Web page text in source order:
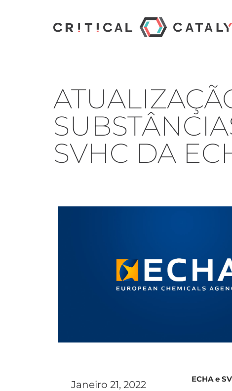
SVHC DA
Janeiro 21, 2022 ECHA e